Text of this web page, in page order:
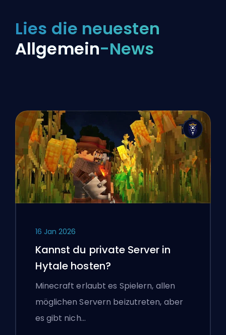
Lies die neuesten
Allgemein-News
16 Jan 2026
Kannst du private Server in
Hytale hosten?
Minecraft erlaubt es Spielern, allen
möglichen Servern beizutreten, aber
es gibt nich…